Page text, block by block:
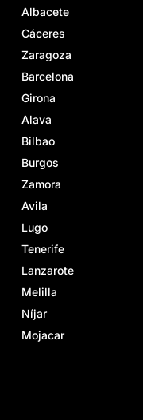
Albacete
Cáceres
Zaragoza
Barcelona
Girona
Alava
Bilbao
Burgos
Zamora
Avila
Lugo
Tenerife
Lanzarote
Melilla
Níjar
Mojacar